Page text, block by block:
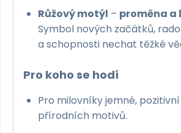
Růžový motýl – proměna a
Symbol nových začátků,
a schopnosti nechat těžké
Pro koho se hodí
Pro milovníky jemné,
přírodních motivů.